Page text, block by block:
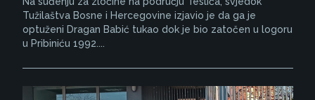
Tužilaštva Bosne i Hercegovine izjavio je da ga je
optuženi Dragan Babić tukao dok je bio zatočen u logoru
u Pribiniću 1992....